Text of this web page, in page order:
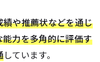
や推薦状などを通じ
力を多角的に評価す
しています。